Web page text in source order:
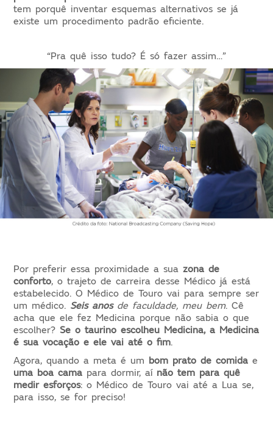
tem porquê inventar esquemas alternativos se já
existe um procedimento padrão eficiente.
“Pra quê isso tudo? É só fazer assim…”
Por preferir essa proximidade a suazona de
conforto,o trajeto de carreira desse Médico já está
estabelecido. O Médico de Touro vai para sempre ser
um médico. Seisanosde faculdade, meu bem. Cê
acha que ele fez Medicina porque não sabia o que
escolher?Se o taurino escolheu Medicina, a Medicina
é sua vocação e ele vai até o fim.
Agora, quando a meta é um bom prato de comida e
uma boa cama para dormir, aí não tem para quê
medir esforços:o Médico de Touro vai até a Lua se,
para isso, se for preciso!